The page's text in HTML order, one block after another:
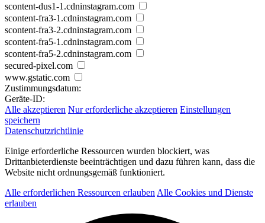
scontent-dus1-1.cdninstagram.com
scontent-fra3-1.cdninstagram.com
scontent-fra3-2.cdninstagram.com
scontent-fra5-1.cdninstagram.com
scontent-fra5-2.cdninstagram.com
secured-pixel.com
www.gstatic.com
Zustimmungsdatum:
Geräte-ID:
Alle akzeptieren Nur erforderliche akzeptieren Einstellungen
speichern
Datenschutzrichtlinie
Einige erforderliche Ressourcen wurden blockiert, was
Drittanbieterdienste beeinträchtigen und dazu führen kann, dass die
Website nicht ordnungsgemäß funktioniert.
Alle erforderlichen Ressourcen erlauben Alle Cookies und Dienste
erlauben